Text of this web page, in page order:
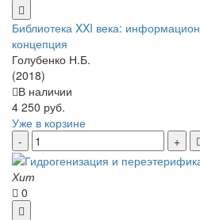
Библиотека XXI века:
концепция
Голубенко Н.Б.
(2018)
В наличии
4 250 руб.
Уже в корзине
Хит
0